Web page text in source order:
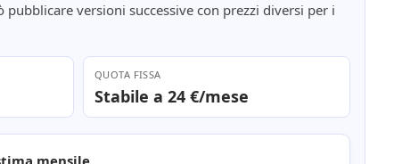
versioni successive con prezzi diversi per i
QUOTA FISSA
Stabile a 24 €/mese
mensile